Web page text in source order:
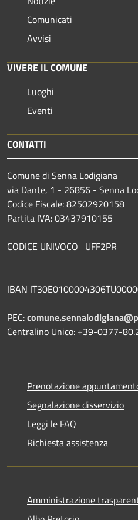
Comunicati
Avvisi
VIVERE IL COMUNE
Luoghi
Eventi
CONTATTI
Comune di Senna Lodigiana
via Dante, 1 - 26856 - Senna
Codice Fiscale: 82502920158
Partita IVA: 03437910155
CODICE UNIVOCO UFF2PR
IBAN
PEC:
Centralino Unico: +39-0377-
Prenotazione
Segnalazione disservizio
Leggi le FAQ
Richiesta assistenza
Amministrazione